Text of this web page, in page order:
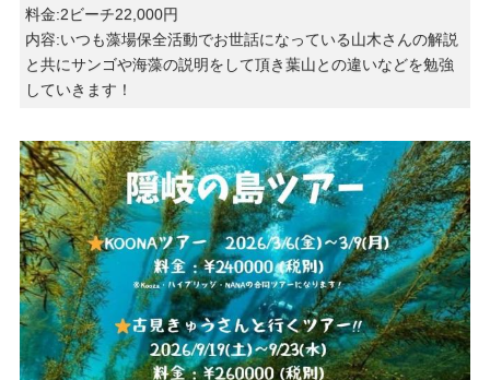
料金:2ビーチ22,000円
内容:いつも藻場保全活動でお世話になっている山木さんの解説
と共にサンゴや海藻の説明をして頂き葉山との違いなどを勉強
していきます！